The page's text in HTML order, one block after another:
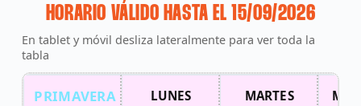
HORARIO VÁLIDO HASTA EL 15/09/2026
En tablet y móvil desliza lateralmente para ver toda la
tabla
PRIMAVERA LUNES MARTES